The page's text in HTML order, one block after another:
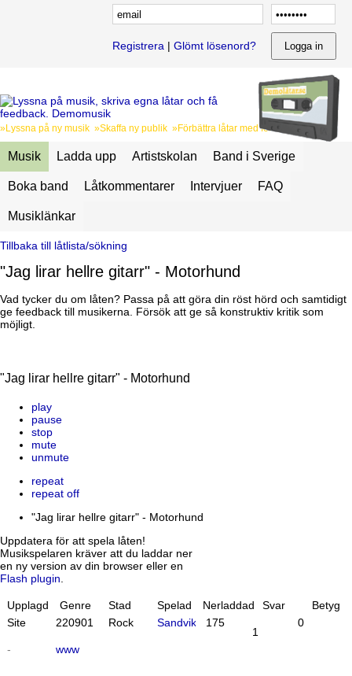
Registrera | Glömt lösenord?
»Lyssna på ny musik »Skaffa ny publik »Förbättra låtar med feedback
Musik Ladda upp Artistskolan Band i Sverige
Boka band Låtkommentarer Intervjuer FAQ
Musiklänkar
Tillbaka till låtlista/sökning
"Jag lirar hellre gitarr" - Motorhund
Vad tycker du om låten? Passa på att göra din röst hörd och samtidigt
ge feedback till musikerna. Försök att ge så konstruktiv kritik som
möjligt.
"Jag lirar hellre gitarr" - Motorhund
play
pause
stop
mute
unmute
repeat
repeat off
"Jag lirar hellre gitarr" - Motorhund
Uppdatera för att spela låten!
Musikspelaren kräver att du laddar ner
en ny version av din browser eller en
Flash plugin
Upplagd Genre Stad Spelad Nerladdad Svar
Betyg
Site
220901 Rock Sandviken175
1
0
- www